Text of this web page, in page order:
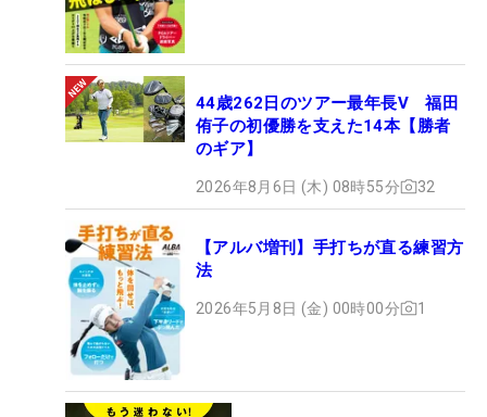
44歳262日のツアー最年長V 福田
侑子の初優勝を支えた14本【勝者
のギア】
2026年8月6日 (木) 08時55分 32
【アルバ増刊】手打ちが直る練習方
法
2026年5月8日 (金) 00時00分 1